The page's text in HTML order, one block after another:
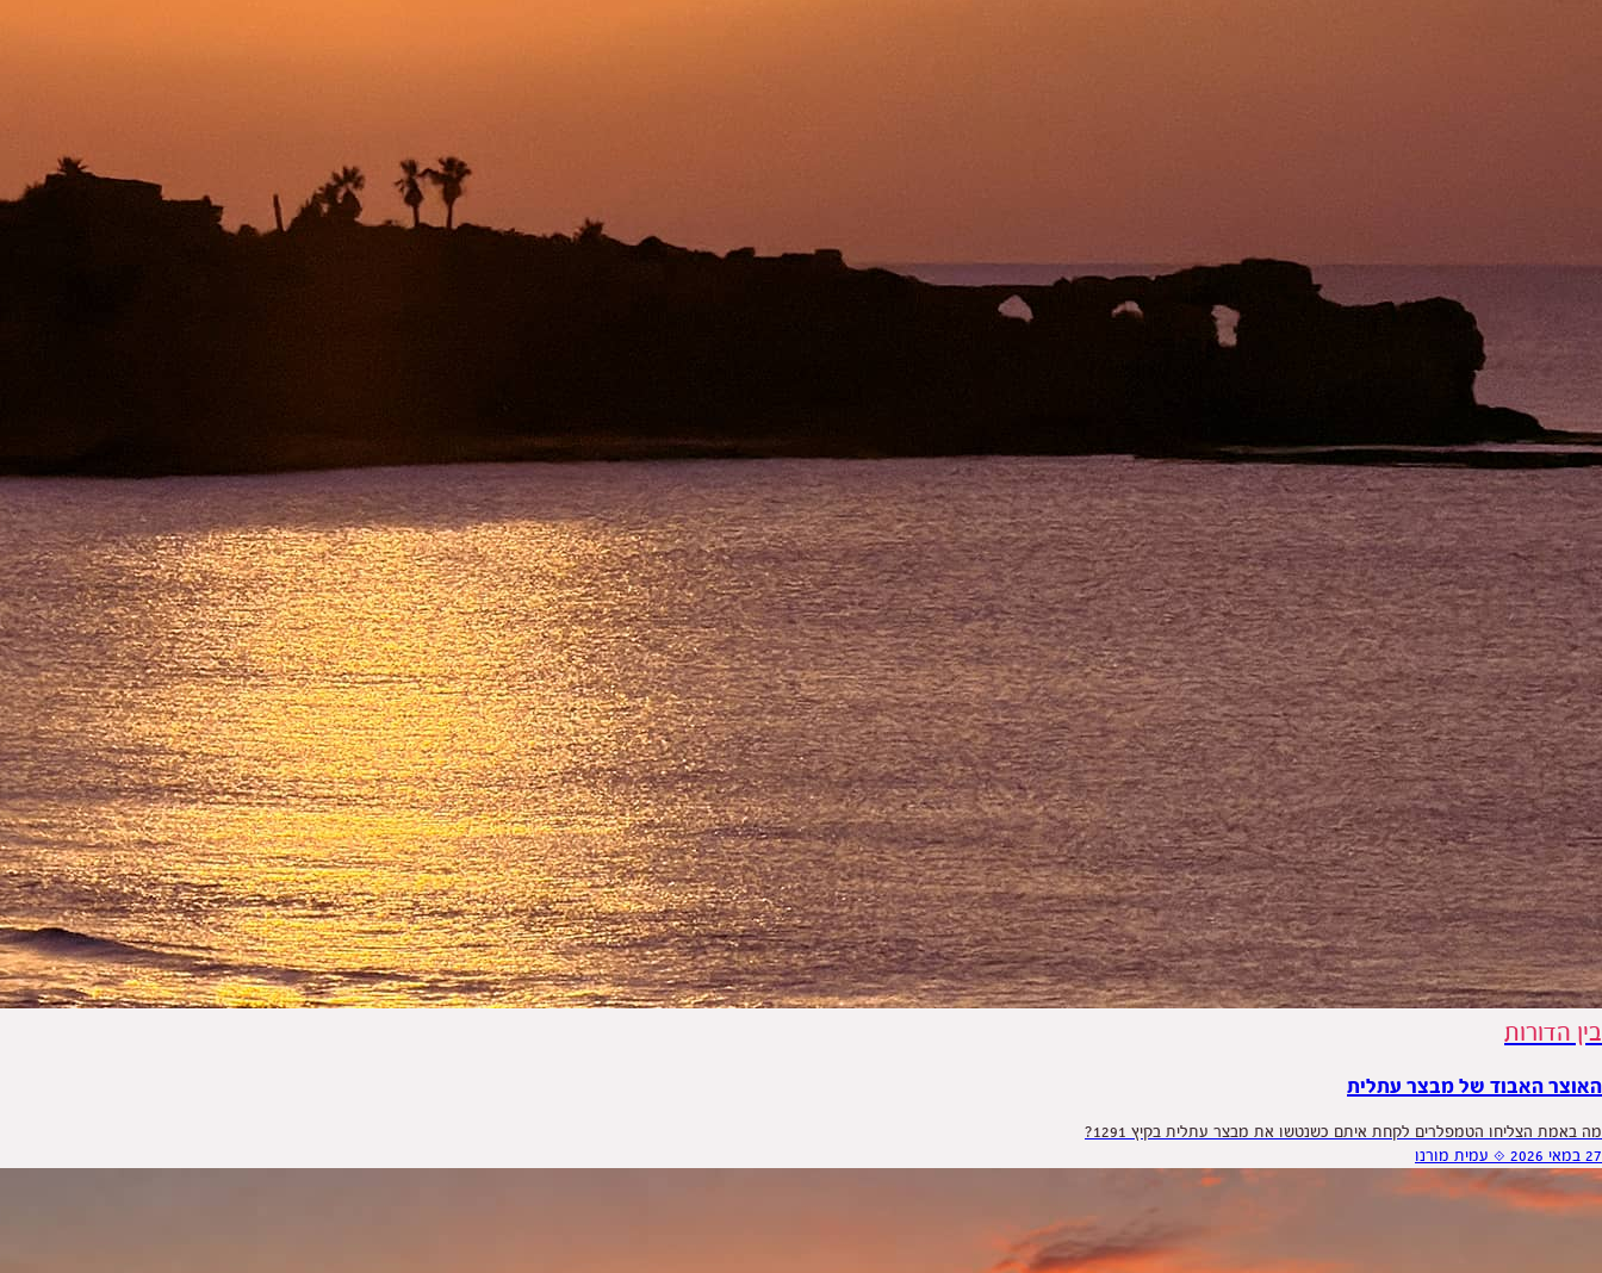
בין הדורות
האוצר האבוד של מבצר עתלית
מה באמת הצליחו הטמפלרים לקחת איתם כשנטשו את מבצר עתלית בקיץ 1291?
27 במאי 2026
⟐ עמית מורנו